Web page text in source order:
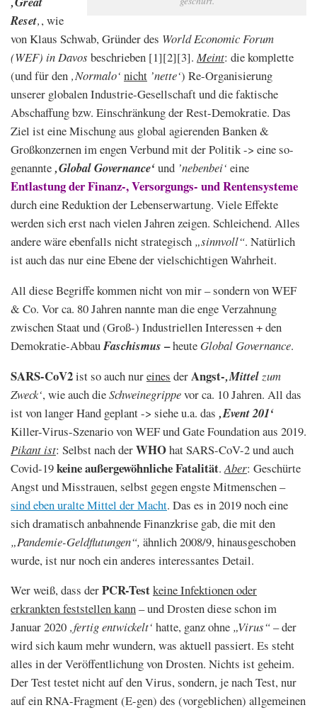
Reset‚, wie
von Klaus Schwab, Gründer des World Economic Forum
(WEF) in Davos beschrieben [1][2][3]. Meint: die komplette
(und für den ‚Normalo‘ nicht ’nette‘) Re-Organisierung
unserer globalen Industrie-Gesellschaft und die faktische
Abschaffung bzw. Einschränkung der Rest-Demokratie. Das
Ziel ist eine Mischung aus global agierenden Banken &
Großkonzernen im engen Verbund mit der Politik -> eine so-
genannte‚Global Governance‘und ’nebenbei‘ eine
Entlastung der Finanz-, Versorgungs- und Rentensysteme
durch eine Reduktion der Lebenserwartung. Viele Effekte
werden sich erst nach vielen Jahren zeigen. Schleichend. Alles
andere wäre ebenfalls nicht strategisch „sinnvoll“. Natürlich
ist auch das nur eine Ebene der vielschichtigen Wahrheit.
All diese Begriffe kommen nicht von mir – sondern von WEF
& Co. Vor ca. 80 Jahren nannte man die enge Verzahnung
zwischen Staat und (Groß-) Industriellen Interessen + den
Demokratie-AbbauFaschismus –heute Global Governance.
SARS-CoV2ist so auch nureines derAngst-‚Mittel zum
Zweck‘, wie auch dieSchweinegrippevor ca. 10 Jahren. All das
ist von langer Hand geplant -> siehe u.a. das ‚Event 201‘
Killer-Virus-Szenario von WEF und Gate Foundation aus 2019.
Pikant ist: Selbst nach derWHOhat SARS-CoV-2 und auch
Covid-19keine außergewöhnliche Fatalität. Aber: Geschürte
Angst und Misstrauen, selbst gegen engste Mitmenschen –
sind eben uralte Mittel der Macht. Das es in 2019 noch eine
sich dramatisch anbahnende Finanzkrise gab, die mit den
„Pandemie-Geldflutungen“, ähnlich 2008/9, hinausgeschoben
wurde, ist nur noch ein anderes interessantes Detail.
Wer weiß, dass derPCR-Testkeine Infektionen oder
erkrankten feststellen kann– und Drosten diese schon im
Januar 2020 ‚fertig entwickelt‘ hatte, ganz ohne „Virus“– der
wird sich kaum mehr wundern, was aktuell passiert. Es steht
alles in der Veröffentlichung von Drosten. Nichts ist geheim.
Der Test testet nicht auf den Virus, sondern, je nach Test, nur
auf ein RNA-Fragment (E-gen) des (vorgeblichen) allgemeinen